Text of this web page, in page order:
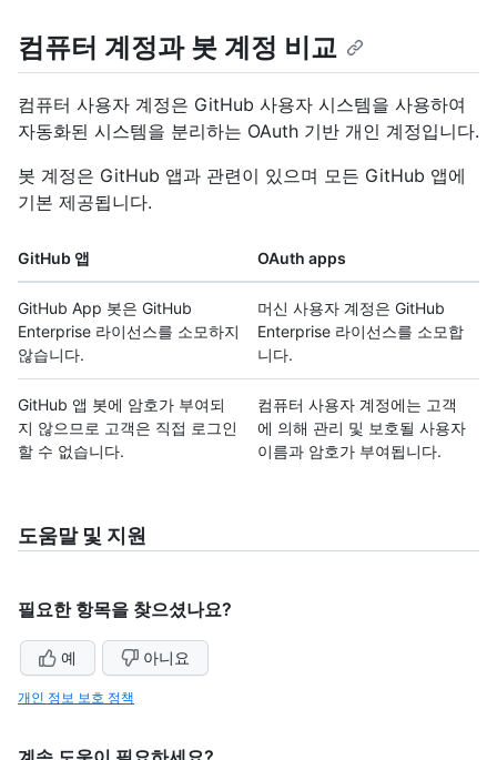
컴퓨터 계정과 봇 계정 비교
컴퓨터 사용자 계정은 GitHub 사용자 시스템을 사용하여
자동화된 시스템을 분리하는 OAuth 기반 개인 계정입니다.
봇 계정은 GitHub 앱과 관련이 있으며 모든 GitHub 앱에
기본 제공됩니다.
GitHub 앱 OAuth apps
GitHub App 봇은 GitHub
Enterprise 라이선스를 소모하지
않습니다.
머신 사용자 계정은 GitHub
Enterprise 라이선스를 소모합
니다.
GitHub 앱 봇에 암호가 부여되
지 않으므로 고객은 직접 로그인
할 수 없습니다.
컴퓨터 사용자 계정에는 고객
에 의해 관리 및 보호될 사용자
이름과 암호가 부여됩니다.
도움말 및 지원
필요한 항목을 찾으셨나요?
예 아니요
개인 정보 보호 정책